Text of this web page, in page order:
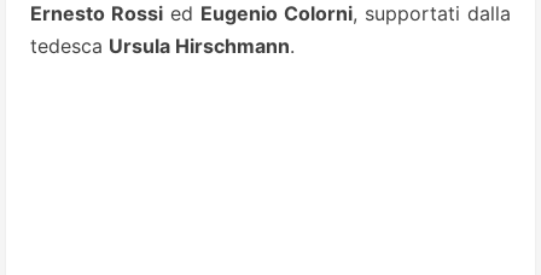
Ernesto Rossi ed Eugenio Colorni, supportati dalla
tedesca Ursula Hirschmann.